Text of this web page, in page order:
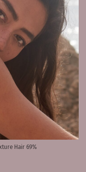
Hair 69%